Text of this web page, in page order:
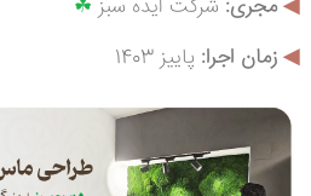
◀مجری: شرکت ایده سبز ☘
◀زمان اجرا: پاییز 1403